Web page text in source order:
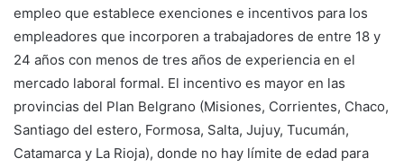
empleo que establece exenciones e incentivos para los
empleadores que incorporen a trabajadores de entre 18 y
24 años con menos de tres años de experiencia en el
mercado laboral formal. El incentivo es mayor en las
provincias del Plan Belgrano (Misiones, Corrientes, Chaco,
Santiago del estero, Formosa, Salta, Jujuy, Tucumán,
Catamarca y La Rioja), donde no hay límite de edad para